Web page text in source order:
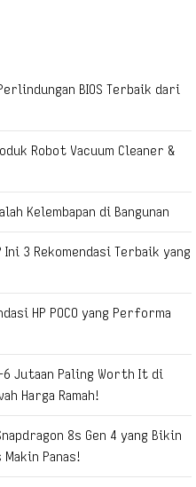
BIOS Terbaik dari
Robot Vacuum Cleaner &
Kelembapan di Bangunan
Ini 3 Rekomendasi Terbaik yang
HP POCO yang Performa
6 Jutaan Paling Worth It di
Harga Ramah!
8s Gen 4 yang Bikin
Panas!